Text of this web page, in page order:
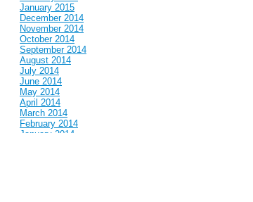
January 2015
December 2014
November 2014
October 2014
September 2014
August 2014
July 2014
June 2014
May 2014
April 2014
March 2014
February 2014
January 2014